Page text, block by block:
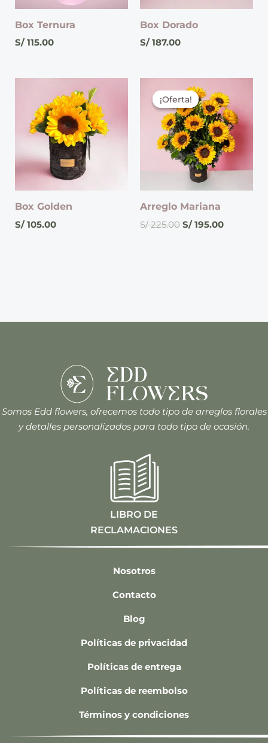
Box Ternura
S/115.00
Box Dorado
S/187.00
Box Golden
S/105.00
¡Oferta!
¡Oferta!
Arreglo Mariana
S/225.00
precio
original
era:
S/ 225.00.
S/195.00
precio
actual
es:
S/ 195.00.
Somos Edd flowers, ofrecemos todo tipo de arreglos florales
y detalles personalizados para todo tipo de ocasión.
LIBRO DE
RECLAMACIONES
Nosotros
Contacto
Blog
Políticas de privacidad
Políticas de entrega
Políticas de reembolso
Términos y condiciones